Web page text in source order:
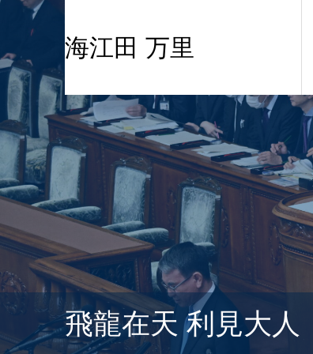
海江田 万里
飛龍在天 利見大人